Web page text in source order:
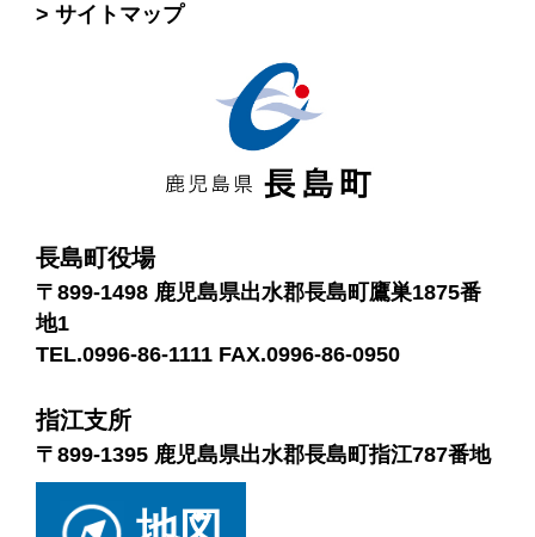
サイトマップ
長島町役場
〒899-1498 鹿児島県出水郡長島町鷹巣1875番
地1
TEL.0996-86-1111 FAX.0996-86-0950
指江支所
〒899-1395 鹿児島県出水郡長島町指江787番地